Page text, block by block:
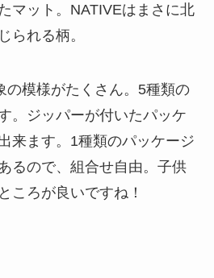
マット。NATIVEはまさに北
られる柄。
の模様がたくさん。5種類の
。ジッパーが付いたパッケ
来ます。1種類のパッケージ
るので、組合せ自由。子供
ころが良いですね！